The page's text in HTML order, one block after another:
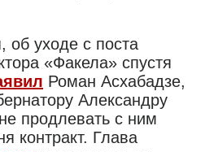
об уходе с поста
«Факела» спустя
Роман Асхабадзе,
Александру
продлевать с ним
контракт. Глава